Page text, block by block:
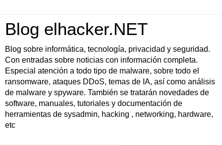
Blog elhacker.NET
Blog sobre informática, tecnología, privacidad y seguridad.
Con entradas sobre noticias con información completa.
Especial atención a todo tipo de malware, sobre todo el
ransomware, ataques DDoS, temas de IA, así como análisis
de malware y spyware. También se tratarán novedades de
software, manuales, tutoriales y documentación de
herramientas de sysadmin, hacking , networking, hardware,
etc